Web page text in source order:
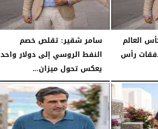
العالم
رأس
سامر شقير: تقلص خصم
النفط الروسي إلى دولار واحد
يعكس تحول ميزان...
السبت، 25 يوليو 2026 04:20 مـ